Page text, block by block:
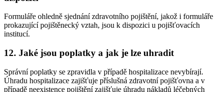
Formuláře ohledně sjednání zdravotního pojištění, jakož i formuláře
prokazující pojištěnecký vztah, jsou k dispozici u pojišťovacích
institucí.
12. Jaké jsou poplatky a jak je lze uhradit
Správní poplatky se zpravidla v případě hospitalizace nevybírají.
Úhradu hospitalizace zajišťuje příslušná zdravotní pojišťovna a v
případě neexistence pojištění zajišťuje úhradu nákladů léčebných